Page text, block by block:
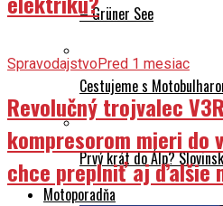
– Grüner See
Cestujeme s
Prvý krát do Álp?
Motoporadňa
SpravodajstvoPred 1 mesiac
Revolučný trojvalec
kompresorom mieri do
chce preplniť aj ďalšie